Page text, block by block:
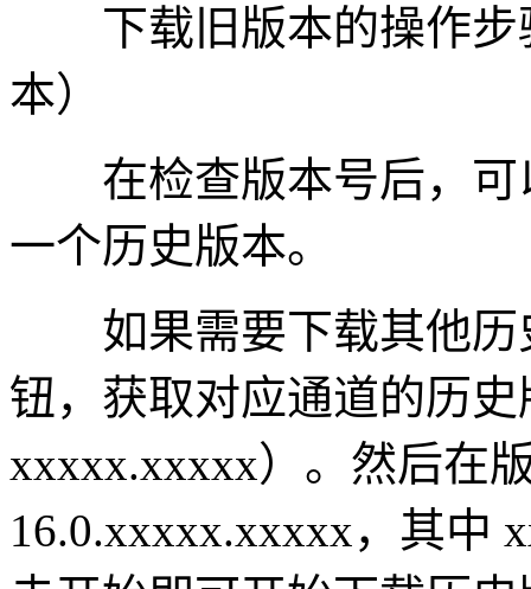
下载旧版本的操作步
本）
在检查版本号后，可
一个历史版本。
如果需要下载其他历
钮，获取对应通道的历
xxxxx.xxxxx）。然后在
16.0.xxxxx.xxxxx，其中